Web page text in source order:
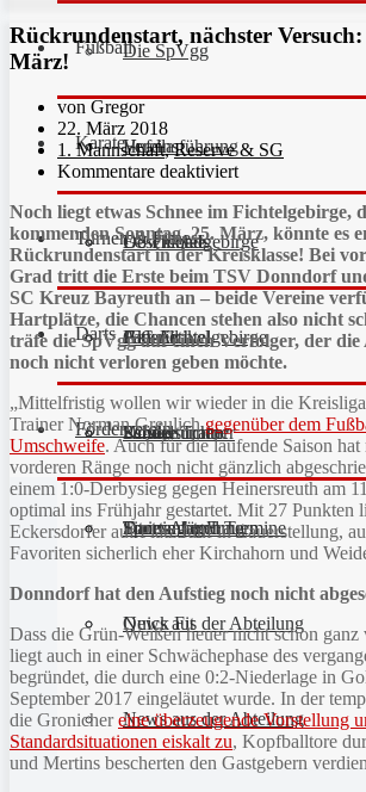
Die SpVgg
Vereinsführung
Geschichte
Fan-Artikel
Partner
Sportanlagen
Hefdla
Downloads
Galerie
Fußball
FC Fichtelgebirge
JFG Fichtelgebirge
Schiedsrichter
Karate
Aktuell
Unsere Trainer
Training und Termine
Turnen & Fitness
Kinderturnen
Fitness für Frauen
Quick Fit
News aus der Abteilung
Darts
Darts-Abteilung
News aus der Abteilung
Förderverein
Rückrundenstart, nächster
März!
von Gregor
22. März 2018
1. Mannschaft,Reserve & SG
Kommentare deaktiviert
Noch liegt etwas Schnee im Fichtelgebirge,
kommenden Sonntag, 25. März, könnte es
Rückrundenstart in der Kreisklasse! Bei
Grad tritt die Erste beim TSV Donndorf
SC Kreuz Bayreuth an – beide Vereine
Hartplätze, die Chancen stehen also nicht
träfe die SpVgg auf einen Verfolger, der die
noch nicht verloren geben möchte.
„Mittelfristig wollen wir wieder in die
Trainer Norman Greulichgegenüber dem
Umschweife. Auch für die laufende Saison
vorderen Ränge noch nicht gänzlich
einem 1:0-Derbysieg gegen Heinersreuth am
optimal ins Frühjahr gestartet. Mit 27 Punkten
Eckersdorfer auf Platz fünf in Lauerstellung,
Favoriten sicherlich eher Kirchahorn und
Donndorf hat den Aufstieg noch nicht
Dass die Grün-Weißen heuer nicht schon ganz
liegt auch in einer Schwächephase des
begründet, die durch eine 0:2-Niederlage in
September 2017 eingeläutet wurde. In der
die Gronichereine überzeugende Vorstellung
Standardsituationen eiskalt zu, Kopfballtore
und Mertins bescherten den Gastgebern